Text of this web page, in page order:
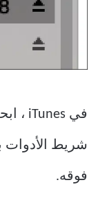
شريط الأدوات
فوقه.